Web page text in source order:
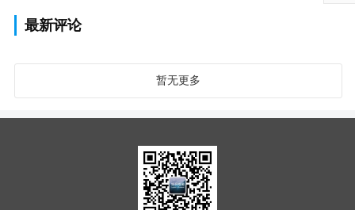
最新评论
暂无更多